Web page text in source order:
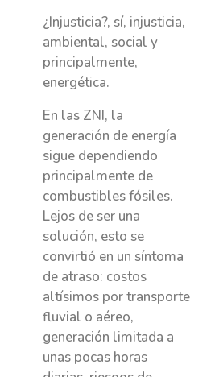
¿Injusticia?, sí, injusticia,
ambiental, social y
principalmente,
energética.
En las ZNI, la
generación de energía
sigue dependiendo
principalmente de
combustibles fósiles.
Lejos de ser una
solución, esto se
convirtió en un síntoma
de atraso: costos
altísimos por transporte
fluvial o aéreo,
generación limitada a
unas pocas horas